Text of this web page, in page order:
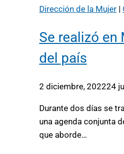
Dirección de la Mujer |
Se realizó en
del país
2 diciembre, 202224
Durante dos días se
una agenda conjunta
que aborde…